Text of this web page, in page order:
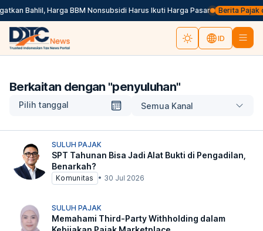
Bahlil, Harga BBM Nonsubsidi Harus Ikuti Harga Pasar Berita Pajak
ID
Berkaitan dengan "penyuluhan"
Pilih tanggal Semua Kanal
SULUH PAJAK
SPT Tahunan Bisa Jadi Alat Bukti di Pengadilan,
Benarkah?
Komunitas • 30 Jul 2026
SULUH PAJAK
Memahami Third-Party Withholding dalam